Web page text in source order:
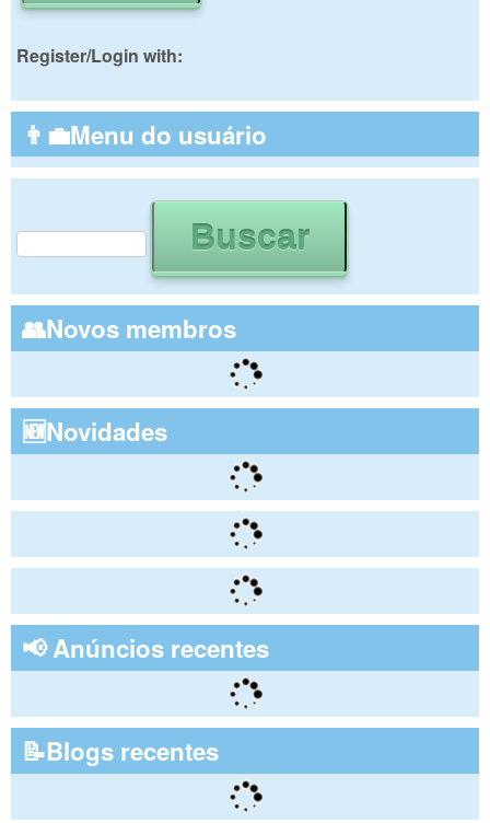
Register/Login with:
👨‍💼Menu do usuário
Formulário de busca
👥Novos membros
🆕Novidades
📢 Anúncios recentes
📝Blogs recentes